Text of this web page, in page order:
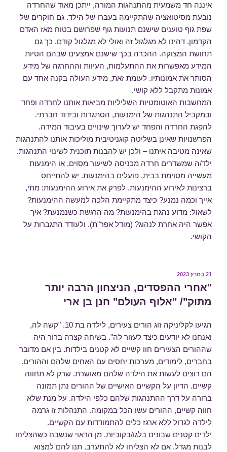
איננה חד משמעית מהתנהגות המורה, ייתכן מאוד שהחרדה
נובעת מסיטואציה שהתקיימה בעברו של הילד. גם חוקרים של
שפת גוף טוענים שישנם תנועות גוף שפרושם בטוח מאז האדם
הקדמון. דהינו לא מגלגול זה ואולי לא מגלגול קודם. כך גם
תחושת המצוקה. ההכרה בכך שישנם אמצעים שבהם הטיות
המידע מאפשרות את ההתעלמות, העיוות וההחרגה של מידע
הסותר את אמונותיו. לעומת זאת, מידע העולה בקנה אחד עם
אמונות מתקבל ללא קושי.
המחשבות האוטומטיות השליליות מביאות אותנו לחרדה ופחד
ובמקביל התנהגות של הימנעות, הסתגרות ובידוד חברתי.
להפגת החרדה והפחד יש לערוך שינויים בעיבוד המידה.
הפרשנויות שאינן בשליטה קוגניטיבית מוליכות אותנו להתנהגות
שאינה מטיבה איתנו – ולכן יש להבנות תוכנית לשינוי התנהגות.
ילד/ה שמשדרים חרדה מכניסה לשיעור מסוים, או הימנעות
מעשייה מסוימת בבית, פועלים בהימנעות. יש להתייחס
ברצינות לאירוע ההימנעות. לפרק את אירוע ההימנעות: מתי,
אייך וכמה נמנע? כיצד מתקיימת הלכה למעשה ההימנעות?
לשאול: מדוע נהגת בהימנעות? מה הרגשת כשנמנעת? איך
אפשר היה אחרת לנהוג? (מודל אפר"ת). ולעודד התגברות על
הקושי.
פורסם
ב
21 במרץ 2023
"אחרי ההפסדים, הניצחון הרבה יותר
מתוק"/ "אלוף העולם" חנן בן ארי
הגיעו לקליניקה זוג הורים צעירים, לילדה בת 10. "קשה לה,
ואנחנו לא יודעים כיצד לעזור לה". בשיחה קצרה ברור היה
שההורים הצעירים חוו קשיים לא קטנים בילדות. בין אם מדובר
בחברים, לימודים, מערכות יחסים עם האחים שלהם וההורים.
הם רוצים לעשות את הילדה שלהם מאושרת. שרק לא תחווה
קשיים. הדיון על הקשיים האישיים של ההורים נתן תמונה
ברורה על דרך ההתנהגות שלהם כלפי הילדה. על מנת שלא
חווה קשיים, ההורים עשו הכל במקומה. התנהלות זו גרמה
לילדה לגדול ללא ארגז כלים להתמודדות עם הקשיים.
ילדים קטנים שבונים בלגו/בקוביות. מן הראוי שנשבח כשהצליחו
לבנות מגדל. אם לא הצליחו לא להתערב. תנו להם למצוא